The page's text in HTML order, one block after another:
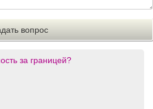
за границей?